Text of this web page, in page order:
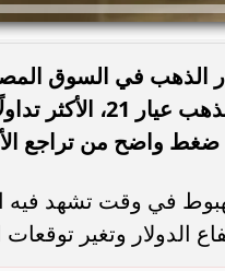
في السوق
واضح من تراجع
في وقت تشهد فيه
الدولار وتغير
السعودية
جديد.. هل